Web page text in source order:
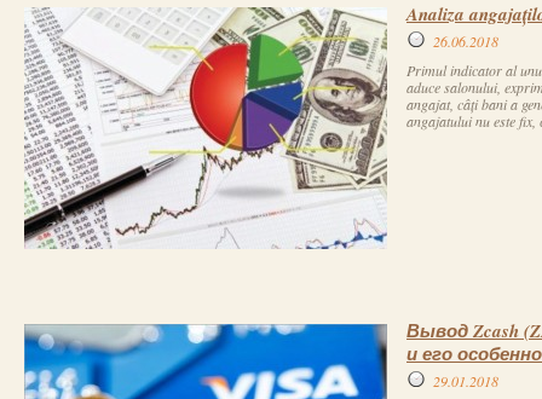
Analiza
26.06.2018
Primul indicator al
aduce salonului,
angajat, câți bani a
angajatului nu este fix,
Вывод Zcash
и его
29.01.2018